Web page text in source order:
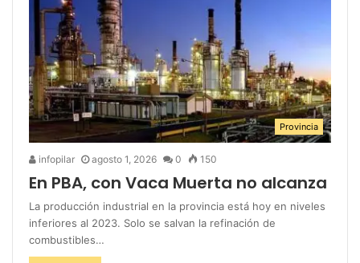
Provincia
infopilar agosto 1, 2026 0 150
En PBA, con Vaca Muerta no alcanza
La producción industrial en la provincia está hoy en niveles
inferiores al 2023. Solo se salvan la refinación de
combustibles…